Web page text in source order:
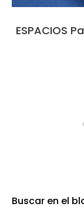
ESPACIOS
Buscar en el